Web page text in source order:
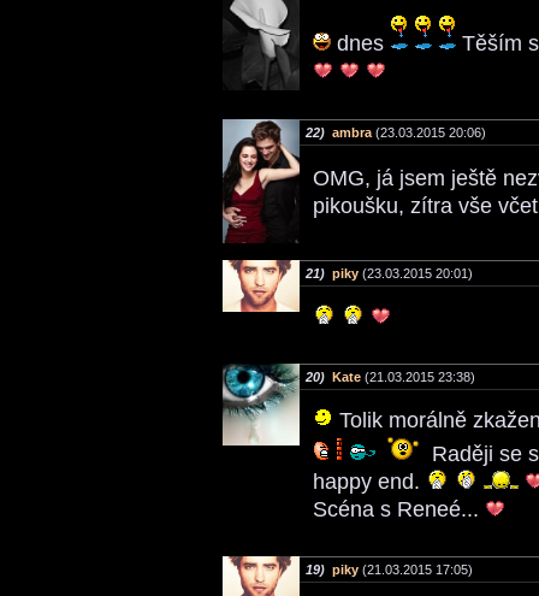
dnes Těším
22) ambra (23.03.2015 20:06)
OMG, já jsem ještě
pikoušku, zítra vše
21) piky (23.03.2015 20:01)
20) Kate (21.03.2015 23:38)
Tolik morálně
Raději se
happy end.
Scéna s Reneé...
19) piky (21.03.2015 17:05)